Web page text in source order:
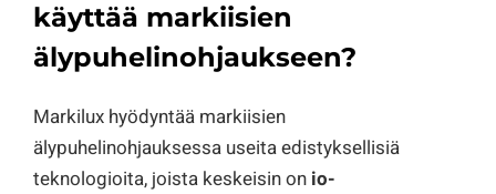
käyttää markiisien
älypuhelinohjaukseen?
Markilux hyödyntää markiisien
älypuhelinohjauksessa useita edistyksellisiä
teknologioita, joista keskeisin on io-